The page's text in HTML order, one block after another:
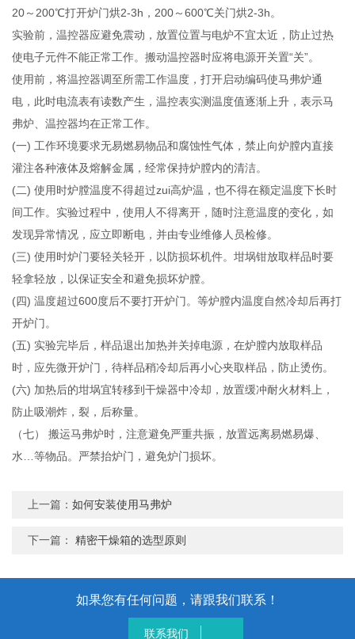
20～200℃打开炉门烘2-3h，200～600℃关门烘2-3h。
实验前，温控器应避免震动，放置位置与电炉不宜太近，防止过热
使电子元件不能正常工作。搬动温控器时应将电源开关置“关”。
使用前，将温控器调至所需工作温度，打开启动编码使马弗炉通
电，此时电流表有读数产生，温控表实测温度值逐渐上升，表示马
弗炉、温控器均在正常工作。
(一) 工作环境要求无易燃易物品和腐蚀性气体，禁止向炉膛内直接
灌注各种液体及熔解金属，经常保持炉膛内的清洁。
(二) 使用时炉膛温度不得超过zui高炉温，也不得在额定温度下长时
间工作。实验过程中，使用人不得离开，随时注意温度的变化，如
发现异常情况，应立即断电，并由专业维修人员检修。
(三) 使用时炉门要轻关轻开，以防损坏机件。坩埚钳放取样品时要
轻拿轻放，以保证安全和避免损坏炉膛。
(四) 温度超过600度后不要打开炉门。等炉膛内温度自然冷却后再打
开炉门。
(五) 实验完毕后，样品退出加热并关掉电源，在炉膛内放取样品
时，应先微开炉门，待样品稍冷却后再小心夹取样品，防止烫伤。
(六) 加热后的坩埚宜转移到干燥器中冷却，放置缓冲耐火材料上，
防止吸潮炸，裂，后称量。
（七） 搬运马弗炉时，注意避免严重共振，放置远离易燃易爆、
水…等物品。严禁抬炉门，避免炉门损坏。
上一篇：如何安装使用马弗炉
下一篇： 精密干燥箱的选型原则
如果您有任何问题，请跟我们联系！
联系我们